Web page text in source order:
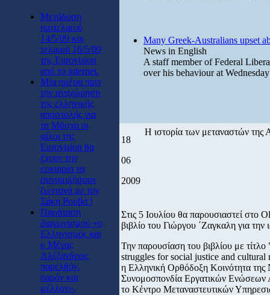
Μετάδοση
ημιτελικού
14/5/09 και
τελικού 16/5/09
της Eurovision
από το internet.
Μία ημέρα πριν
την αναχώρηση
της ελληνικής
αποστολής για
τη Μόσχα οι
φίλοι της
Eurovision θα
έχουν την
ευκαιρία να
συνομιλήσουν
ζωντανά με τον
Σάκη Ρουβά !
Παράταση
διαγωνισμού «ο
Ελληνισμός και
ο Μέγας
Αλέξανδρος:
παρελθόν,
παρόν και
μέλλον».
Many Greek-Australians upset
News in English
A staff member of Federal
over his behaviour at
18
06
2009
Η ιστορία των μεταναστών της
Στις 5 Ιουλίου θα παρουσιαστεί στο
βιβλίο του Γιώργου ΄Ζαγκαλη για
Την παρουσίαση του βιβλίου με
struggles for social justice and
η Ελληνική Ορθόδοξη Κοινότητα της
Συνομοσπονδία Εργατικών Ενώσεων
το Κέντρο Μεταναστευτικών